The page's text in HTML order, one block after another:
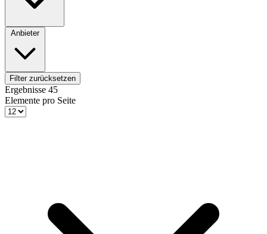
Anbieter
Filter zurücksetzen
Ergebnisse 45
Elemente pro Seite